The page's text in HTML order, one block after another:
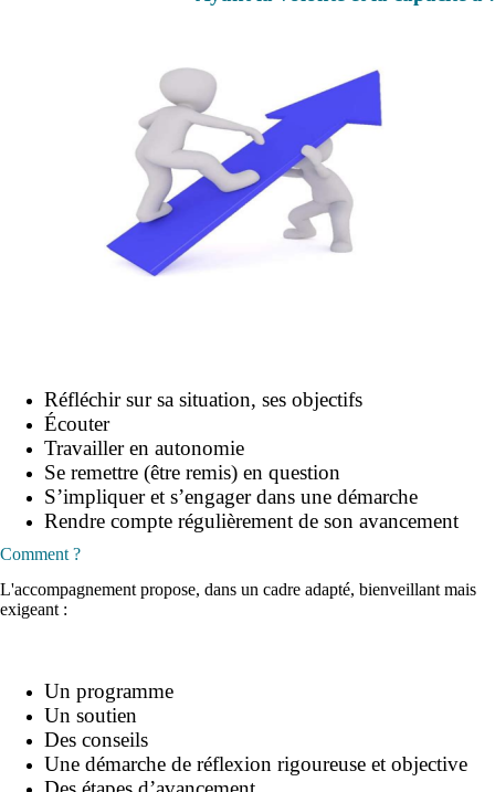
Réfléchir sur sa situation, ses objectifs
Écouter
Travailler en autonomie
Se remettre (être remis) en question
S’impliquer et s’engager dans une démarche
Rendre compte régulièrement de son avancement
Comment ?
L'accompagnement propose, dans un cadre adapté, bienveillant mais
exigeant :
Un programme
Un soutien
Des conseils
Une démarche de réflexion rigoureuse et objective